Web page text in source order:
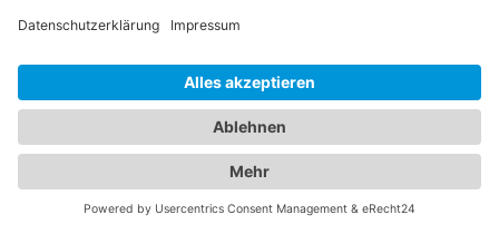
Kinderarzt Aschersleben, Sachsen-Anhalt
finden. Wir bieten Ihnen detaillierte Informationen
zu den Ärzten, ihren Fachgebieten, Öffnungszeiten
und Standorten. Sorgen Sie für die Gesundheit
Ihrer Familie, indem Sie die besten medizinischen
Fachkräfte für Augen- und Kinderheilkunde in
Aschersleben, Sachsen-Anhalt finden.